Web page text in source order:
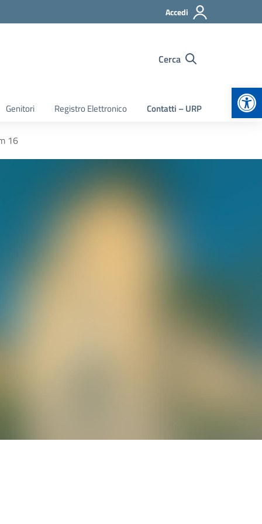
Accedi
Cerca
Genitori Registro Elettronico Contatti – URP
16